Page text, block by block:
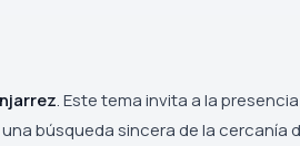
. Este tema invita a la
búsqueda sincera de la